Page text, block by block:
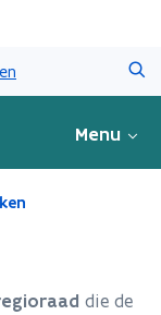
Menu
die de